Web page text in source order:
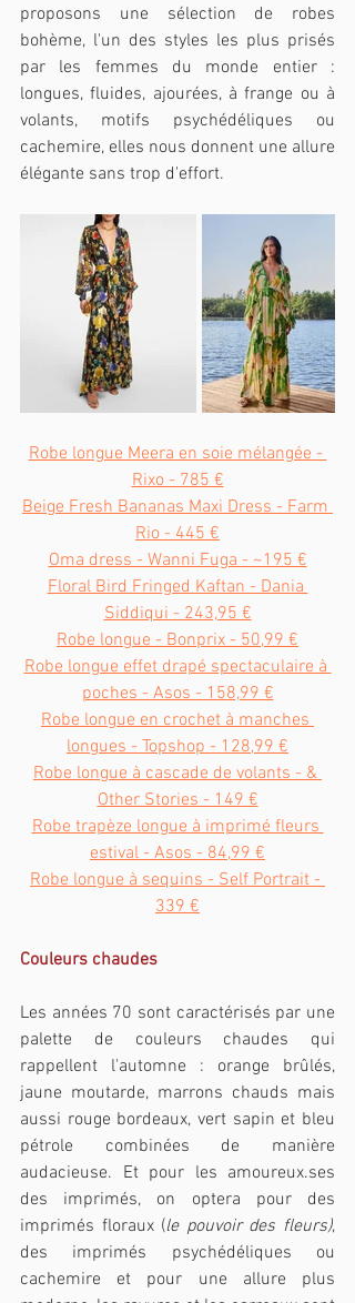
proposons une sélection de robes
bohème, l'un des styles les plus prisés
par les femmes du monde entier :
longues, fluides, ajourées, à frange ou à
volants, motifs psychédéliques ou
cachemire, elles nous donnent une allure
élégante sans trop d'effort.
Robe longue Meera en soie mélangée -
Rixo - 785 €
Beige Fresh Bananas Maxi Dress - Farm
Rio - 445 €
Oma dress - Wanni Fuga - ~195 €
Floral Bird Fringed Kaftan - Dania
Siddiqui - 243,95 €
Robe longue - Bonprix - 50,99 €
Robe longue effet drapé spectaculaire à
poches - Asos - 158,99 €
Robe longue en crochet à manches
longues - Topshop - 128,99 €
Robe longue à cascade de volants - &
Other Stories - 149 €
Robe trapèze longue à imprimé fleurs
estival - Asos - 84,99 €
Robe longue à sequins - Self Portrait -
339 €
Couleurs chaudes
Les années 70 sont caractérisés par une
palette de couleurs chaudes qui
rappellent l'automne : orange brûlés,
jaune moutarde, marrons chauds mais
aussi rouge bordeaux, vert sapin et bleu
pétrole combinées de manière
audacieuse. Et pour les amoureux.ses
des imprimés, on optera pour des
imprimés floraux (le pouvoir des fleurs),
des imprimés psychédéliques ou
cachemire et pour une allure plus